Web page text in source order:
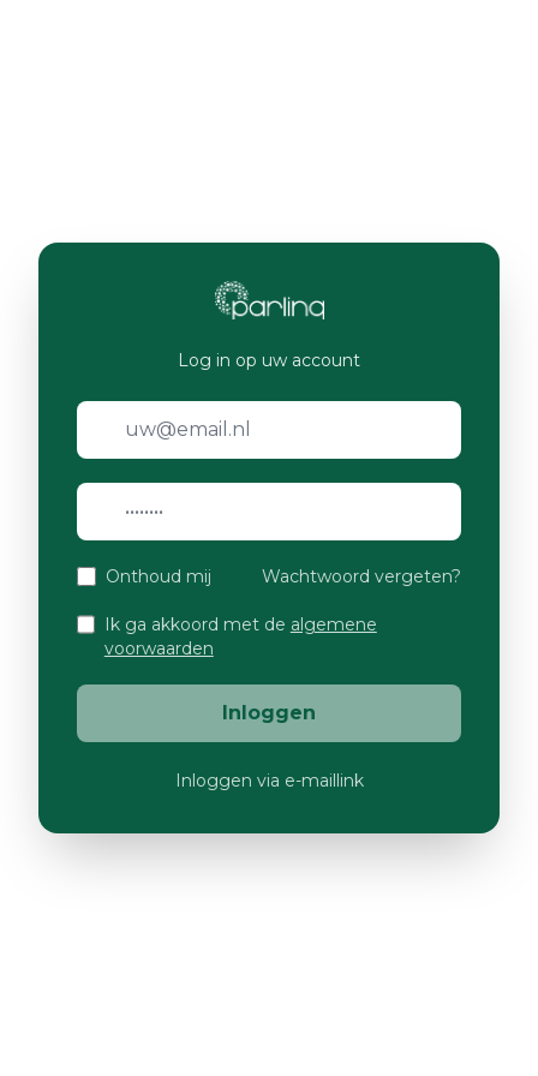
Log in op uw account
Onthoud mij Wachtwoord vergeten?
Ik ga akkoord met de algemene
voorwaarden
Inloggen
Inloggen via e-maillink